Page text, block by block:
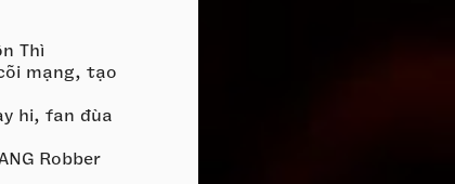
Thì
mạng, tạo
hi, fan đùa
Robber